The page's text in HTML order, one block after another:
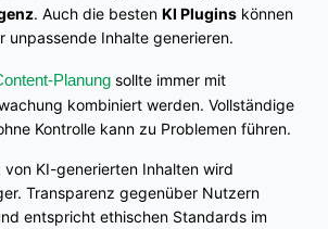
. Auch die bestenKI Plugins können
unpassende Inhalte generieren.
Planung sollte immer mit
kombiniert werden. Vollständige
Kontrolle kann zu Problemen führen.
von KI-generierten Inhalten wird
Transparenz gegenüber Nutzern
entspricht ethischen Standards im